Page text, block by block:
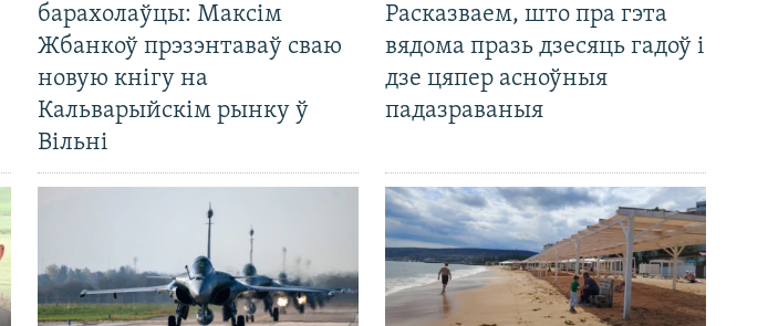
барахолаўцы: Максім
Жбанкоў прэзэнтаваў сваю
новую кнігу на
Кальварыйскім рынку ў
Вільні
Расказваем, што пра гэта
вядома празь дзесяць гадоў і
дзе цяпер асноўныя
падазраваныя